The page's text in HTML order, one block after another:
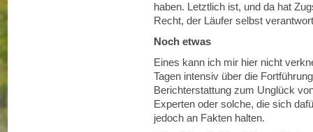
haben. Letztlich ist, und da hat
Recht, der Läufer selbst
Noch etwas
Eines kann ich mir hier nicht
Tagen intensiv über die
Berichterstattung zum Unglück
Experten oder solche, die sich
jedoch an Fakten halten.